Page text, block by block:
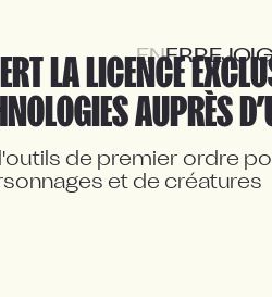
ENFR
LA LICENCE
AUPRÈS
de premier ordre
et de créatures